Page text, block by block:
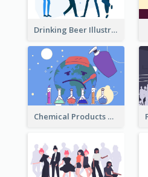
Drinking Beer Illustration
Chemical Products Hazarding The Earth Illustration